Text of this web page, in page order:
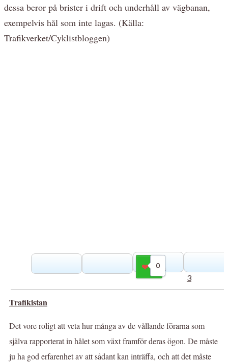
dessa beror på brister i drift och underhåll av vägbanan,
exempelvis hål som inte lagas. (Källa:
Trafikverket/Cyklistbloggen)
0
Gilla
3
Trafikistan
Det vore roligt att veta hur många av de vållande förarna som
själva rapporterat in hålet som växt framför deras ögon. De måste
ju ha god erfarenhet av att sådant kan inträffa, och att det måste